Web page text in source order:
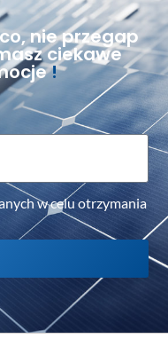
nie przegap
ciekawe
!
w celu otrzymania